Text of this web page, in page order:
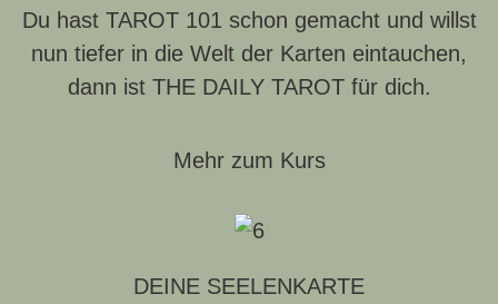
Du hast TAROT 101 schon gemacht und willst
nun tiefer in die Welt der Karten eintauchen,
dann ist THE DAILY TAROTfür dich.
Mehr zum Kurs
DEINE SEELENKARTE